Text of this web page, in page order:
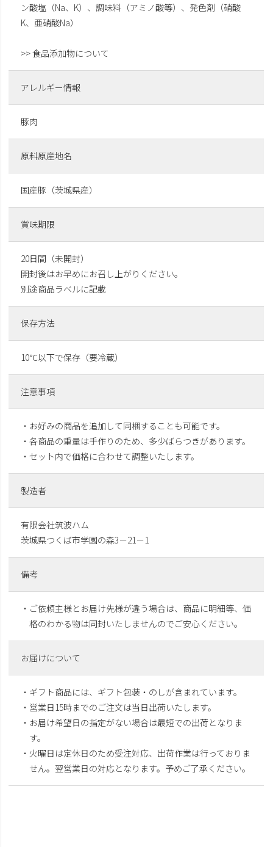
ン酸塩（Na、K）、調味料（アミノ酸等）、発色剤（硝酸
K、亜硝酸Na）
>> 食品添加物について
アレルギー情報
豚肉
原料原産地名
国産豚（茨城県産）
賞味期限
20日間（未開封）
開封後はお早めにお召し上がりください。
別途商品ラベルに記載
保存方法
10℃以下で保存（要冷蔵）
注意事項
・お好みの商品を追加して同梱することも可能です。
・各商品の重量は手作りのため、多少ばらつきがあります。
・セット内で価格に合わせて調整いたします。
製造者
有限会社筑波ハム
茨城県つくば市学園の森3－21－1
備考
・ご依頼主様とお届け先様が違う場合は、商品に明細等、価
格のわかる物は同封いたしませんのでご安心ください。
お届けについて
・ギフト商品には、ギフト包装・のしが含まれています。
・営業日15時までのご注文は当日出荷いたします。
・お届け希望日の指定がない場合は最短での出荷となりま
す。
・火曜日は定休日のため受注対応、出荷作業は行っておりま
せん。翌営業日の対応となります。予めご了承ください。